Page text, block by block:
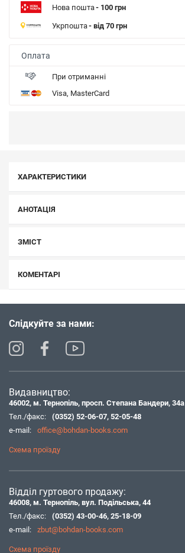
Нова пошта- 100 грн
Укрпошта- від 70 грн
Оплата
При отриманні
Visa, MasterCard
ХАРАКТЕРИСТИКИ
АНОТАЦІЯ
ЗМІСТ
КОМЕНТАРІ
Слідкуйте за нами:
Видавництво:
46002, м. Тернопіль, просп. Степана Бандери, 34а
Тел./факс:
(0352) 52-06-07, 52-05-48
e-mail:
office@bohdan-books.com
Схема проїзду
Відділ гуртового продажу:
46008, м. Тернопіль, вул. Подільська, 44
Тел./факс:
(0352) 43-00-46, 25-18-09
e-mail:
zbut@bohdan-books.com
Схема проїзду